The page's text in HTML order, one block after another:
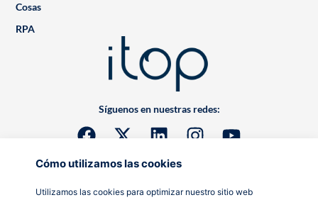
Cómo utilizamos las cookies
Utilizamos las cookies para optimizar nuestro sitio web
Síguenos en nuestras redes:
Cosas
RPA